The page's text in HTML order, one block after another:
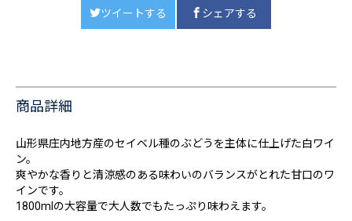
ツイートする シェアする
商品詳細
山形県庄内地方産のセイベル種のぶどうを主体に仕上げた白ワイ
ン。
爽やかな香りと清涼感のある味わいのバランスがとれた甘口のワ
インです。
1800mlの大容量で大人数でもたっぷり味わえます。